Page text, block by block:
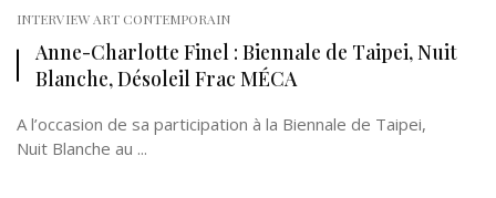
INTERVIEW ART CONTEMPORAIN
Anne-Charlotte Finel : Biennale de Taipei, Nuit
Blanche, Désoleil Frac MÉCA
A l’occasion de sa participation à la Biennale de Taipei,
Nuit Blanche au ...